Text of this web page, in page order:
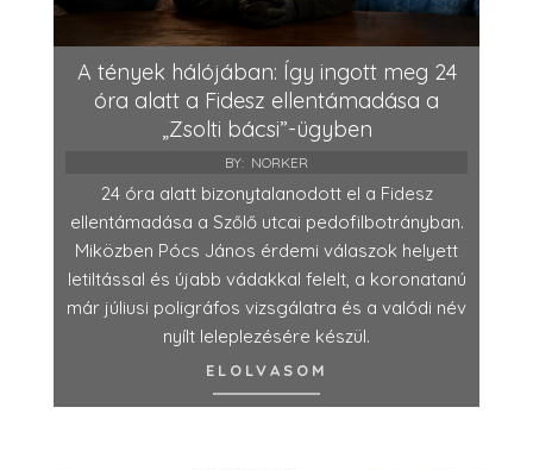
A tények hálójában: Így ingott meg 24
óra alatt a Fidesz ellentámadása a
„Zsolti bácsi”-ügyben
BY: NORKER
24 óra alatt bizonytalanodott el a Fidesz
ellentámadása a Szőlő utcai pedofilbotrányban.
Miközben Pócs János érdemi válaszok helyett
letiltással és újabb vádakkal felelt, a koronatanú
már júliusi poligráfos vizsgálatra és a valódi név
nyílt leleplezésére készül.
ELOLVASOM